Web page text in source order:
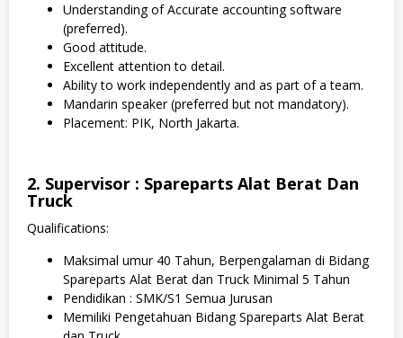
Understanding of Accurate accounting software
(preferred).
Good attitude.
Excellent attention to detail.
Ability to work independently and as part of a team.
Mandarin speaker (preferred but not mandatory).
Placement: PIK, North Jakarta.
2. Supervisor : Spareparts Alat Berat Dan
Truck
Qualifications:
Maksimal umur 40 Tahun, Berpengalaman di Bidang
Spareparts Alat Berat dan Truck Minimal 5 Tahun
Pendidikan : SMK/S1 Semua Jurusan
Memiliki Pengetahuan Bidang Spareparts Alat Berat